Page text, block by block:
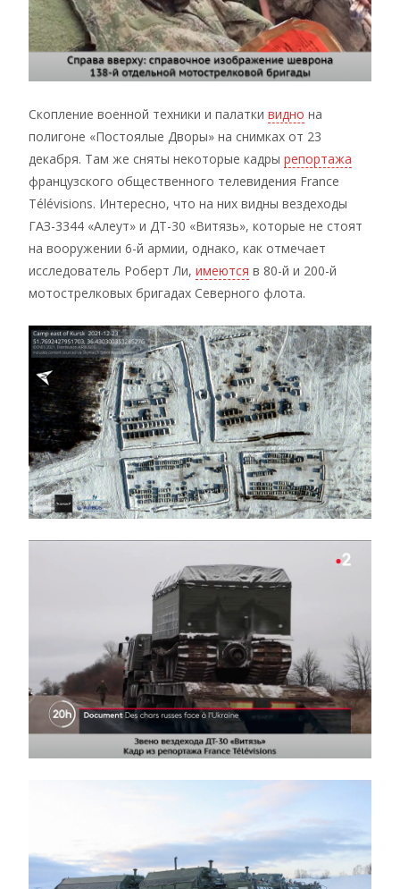
Скопление военной техники и палатки видно на
полигоне «Постоялые Дворы» на снимках от 23
декабря. Там же сняты некоторые кадры репортажа
французского общественного телевидения France
Télévisions. Интересно, что на них видны вездеходы
ГАЗ-3344 «Алеут» и ДТ-30 «Витязь», которые не стоят
на вооружении 6-й армии, однако, как отмечает
исследователь Роберт Ли, имеются в 80-й и 200-й
мотострелковых бригадах Северного флота.